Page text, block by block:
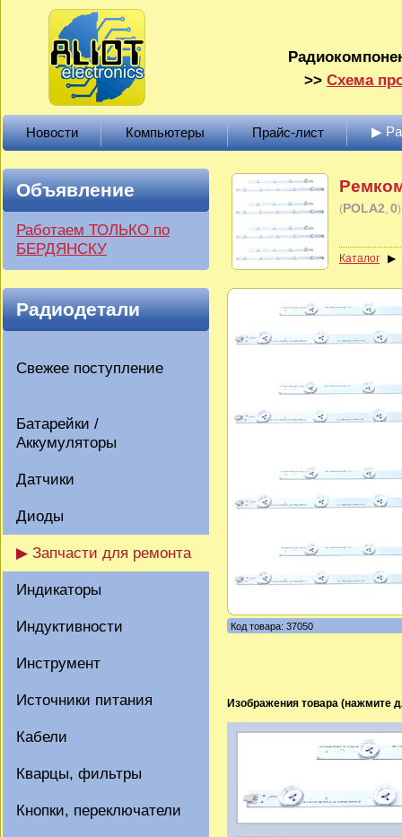
>> Схема
Новости Компьютеры Прайс-лист ▶
Объявление
Работаем ТОЛЬКО по
БЕРДЯНСКУ
Радиодетали
Свежее поступление
Батарейки /
Аккумуляторы
Датчики
Диоды
▶ Запчасти для ремонта
Индикаторы
Индуктивности
Инструмент
Источники питания
Кабели
Кварцы, фильтры
Кнопки, переключатели
(POLA2 0)
Каталог
Код товара: 37050
Изображения товара (нажмите